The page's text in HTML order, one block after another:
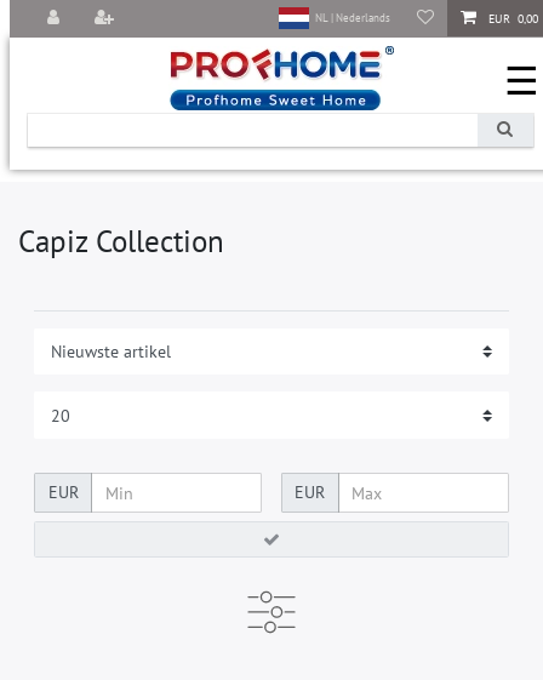
EUR 0,00
NL | Nederlands
☰
Capiz Collection
EUR EUR